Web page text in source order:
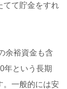
てて貯金をすれ
余裕資金も含
年という長期
。一般的には安